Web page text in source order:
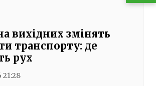
вихідних змінять
транспорту: де
рух
21:28